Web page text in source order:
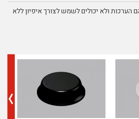
הערכות ולא יכולים לשמש לצורך איפיון ללא